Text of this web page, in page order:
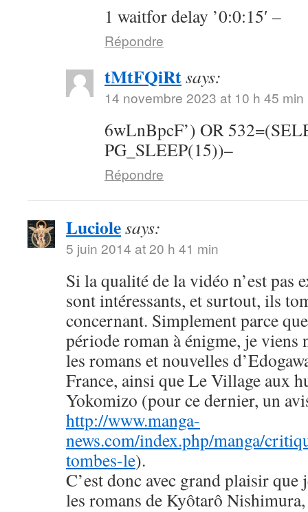
1 waitfor delay ’0:0:15′ –
Répondre
tMtFQiRtsays:
14 novembre 2023 at 10 h 45 min
6wLnBpcF’) OR
PG_SLEEP(15))–
Répondre
Luciolesays:
5 juin 2014 at 20 h 41 min
Si la qualité de la vidéo n’est pas
sont intéressants, et surtout, ils
concernant. Simplement parce
période roman à énigme, je viens
les romans et nouvelles
France, ainsi que Le Village aux
Yokomizo (pour ce dernier, un
http://www.manga-
news.com/index.php/manga/
tombes-le).
C’est donc avec grand plaisir que
les romans de Kyôtarô